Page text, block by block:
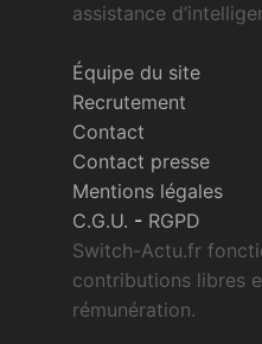
assistance
Équipe du site
Recrutement
Contact
Contact presse
Mentions légales
C.G.U. - RGPD
Switch-Actu.fr
contributions libres
rémunération.